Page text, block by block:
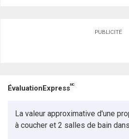
PUBLICITÉ
ÉvaluationExpressMC
La valeur approximative d'une
à coucher et 2 salles de bain